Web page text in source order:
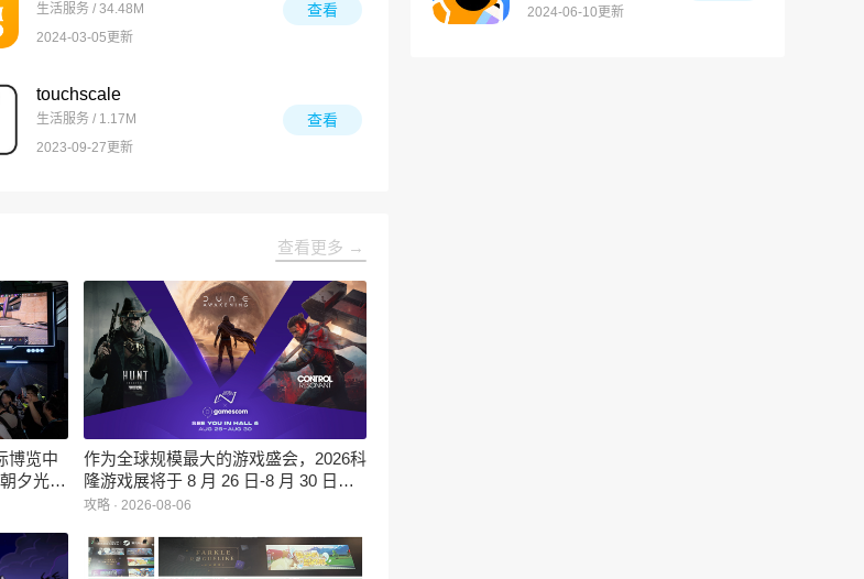
生活服务 / 34.48M
2024-03-05更新
查看
touchscale
生活服务 / 1.17M
2023-09-27更新
查看
查看更多 →
博览中
夕光年
略射击
作为全球规模最大的游戏盛会，2026科
隆游戏展将于 8 月 26 日-8 月 30 日在
德国举行。日前，科隆游戏展官方宣
罄，这也是科隆游戏展办展史上首次出
现展位一席难求的情况。
攻略 · 2026-08-06
2024-06-10更新